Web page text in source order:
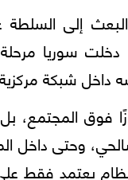
(1970)، دخلت
داخل شبكة
فوق المجتمع،
وحتى
يعتمد فقط